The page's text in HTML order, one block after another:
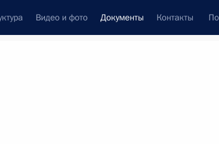
Видео и фото Документы Контакты